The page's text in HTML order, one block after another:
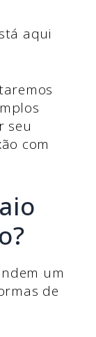
aqui
seu
com
um
de